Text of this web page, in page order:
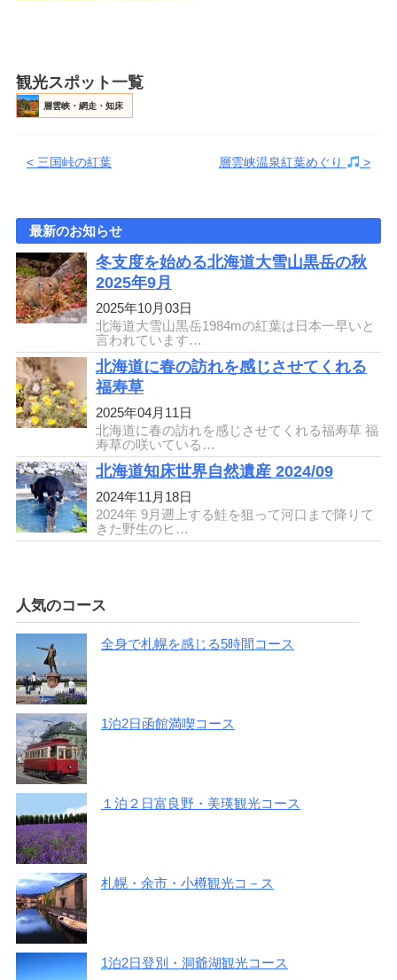
観光スポット一覧
層雲峡・網走・知床
層雲峡温泉紅葉めぐり >
< 三国峠の紅葉
最新のお知らせ
冬支度を始める北海道大雪山黒岳の秋
2025年9月
2025年10月03日
北海道大雪山黒岳1984mの紅葉は日本一早いと
言われています…
北海道に春の訪れを感じさせてくれる
福寿草
2025年04月11日
北海道に春の訪れを感じさせてくれる福寿草 福
寿草の咲いている…
北海道知床世界自然遺産 2024/09
2024年11月18日
2024年 9月遡上する鮭を狙って河口まで降りて
きた野生のヒ…
人気のコース
全身で札幌を感じる5時間コース
1泊2日函館満喫コース
１泊２日富良野・美瑛観光コース
札幌・余市・小樽観光コ－ス
1泊2日登別・洞爺湖観光コース